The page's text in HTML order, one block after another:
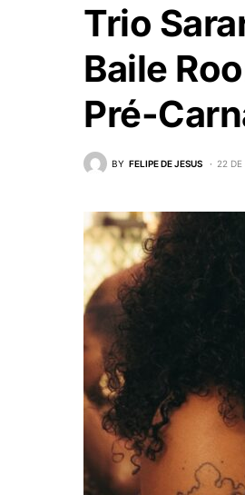
Trio
Baile
Pré-
BY FELIPE DE JESUS 22 DE